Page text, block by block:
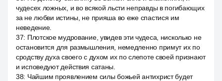
чудесех ложных, и во всякой льсти неправды в погибающих
за не любви истины, не прияша во еже спастися им
неведение.
37: Плотское мудрование, увидев эти чудеса, нисколько не
остановится для размышления, немедленно примут их по
сродству духа своего с духом их по слепоте своей признают
и исповедуют действия сатаны.
38: Чайшим проявлением силы божьей антихрист будет